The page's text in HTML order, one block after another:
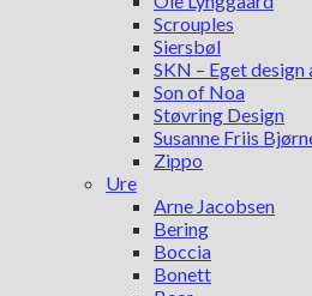
Scrouples
Siersbøl
SKN – Eget
Son of Noa
Støvring Design
Susanne Friis
Zippo
Ure
Arne Jacobsen
Bering
Boccia
Bonett